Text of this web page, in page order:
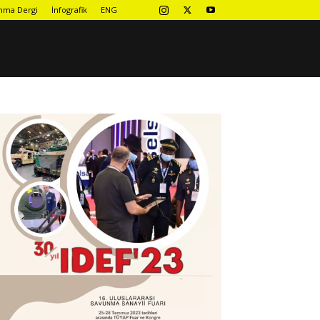
Dergi İnfografik ENG